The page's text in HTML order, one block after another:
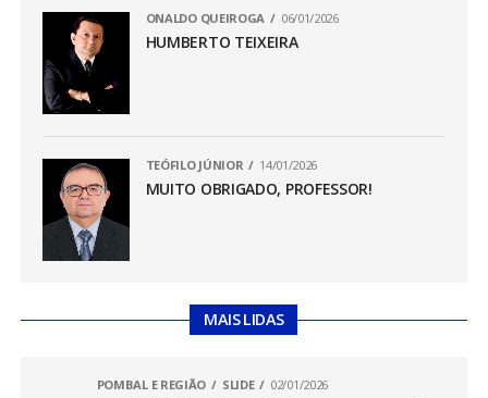
ONALDO QUEIROGA 06/01/2026
HUMBERTO TEIXEIRA
TEÓFILO JÚNIOR 14/01/2026
MUITO OBRIGADO, PROFESSOR!
MAIS LIDAS
POMBAL E REGIÃO SLIDE 02/01/2026